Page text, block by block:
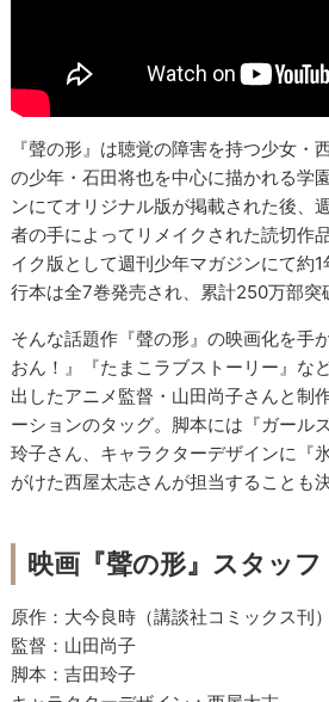
『聲の形』は聴覚の障害を持つ少女・
の少年・石田将也を中心に描かれる学
ンにてオリジナル版が掲載された後、
者の手によってリメイクされた読切作
イク版として週刊少年マガジンにて約
行本は全7巻発売され、累計250万部突
そんな話題作『聲の形』の映画化を手
おん！』『たまこラブストーリー』な
出したアニメ監督・山田尚子さんと制
ーションのタッグ。脚本には『ガール
玲子さん、キャラクターデザインに『
がけた西屋太志さんが担当することも
映画『聲の形』スタッフ
原作：大今良時（講談社コミックス刊）
監督：山田尚子
脚本：吉田玲子